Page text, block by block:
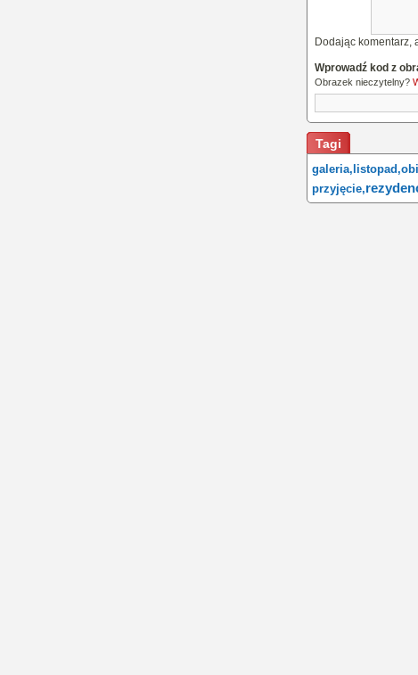
Dodając komentarz,
Wprowadź kod z
Obrazek nieczytelny?
Tagi
galeria, listopad,
przyjęcie,